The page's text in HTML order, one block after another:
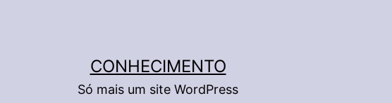
CONHECIMENTO
Só mais um site WordPress